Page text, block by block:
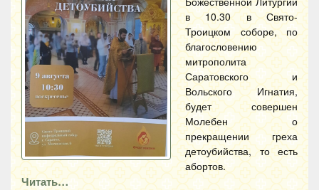
в 10.30 в Свято-
Троицком соборе, по
благословению
митрополита
Саратовского и
Вольского Игнатия,
будет совершен
Молебен о
прекращении греха
детоубийства, то есть
абортов.
Читать…